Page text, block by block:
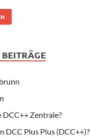
BEITRÄGE
DCC++ Zentrale?
DCC Plus Plus (DCC++)?